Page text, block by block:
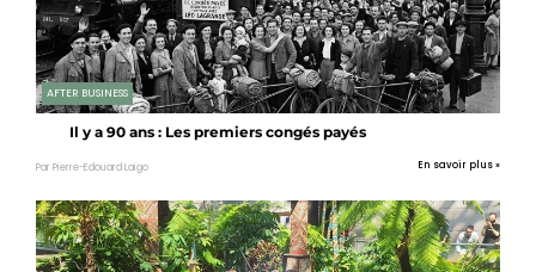
AFTER BUSINESS
Il y a 90 ans : Les premiers congés payés
Par Pierre-Edouard Laigo En savoir plus »